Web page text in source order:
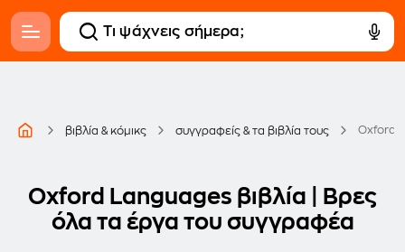
βιβλία & κόμικς συγγραφείς & τα βιβλία τους Oxford
Oxford Languages βιβλία | Βρες
όλα τα έργα του συγγραφέα